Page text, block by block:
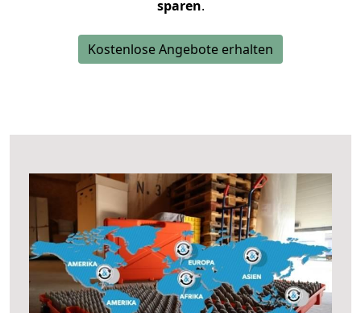
sparen.
Kostenlose Angebote erhalten